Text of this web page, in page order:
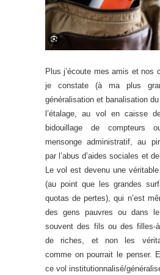
Plus j’écoute mes amis et nos
je constate (à ma plus
généralisation et banalisation
l’étalage, au vol en caisse
bidouillage de compteurs
mensonge administratif, au
par l’abus d’aides sociales et
Le vol est devenu une
(au point que les grandes
quotas de pertes), qui n’est
des gens pauvres ou dans
souvent des fils ou des filles-
de riches, et non les
comme on pourrait le penser.
ce vol institutionnalisé/